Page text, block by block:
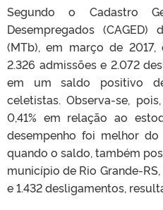
Segundo o Cadastro
Desempregados
(MTb), em março de 2017,
2.326 admissões e 2.072
em um saldo positivo
celetistas. Observa-se,
0,41% em relação ao
desempenho foi melhor
quando o saldo, também
município de Rio Grande-
e 1.432 desligamentos,